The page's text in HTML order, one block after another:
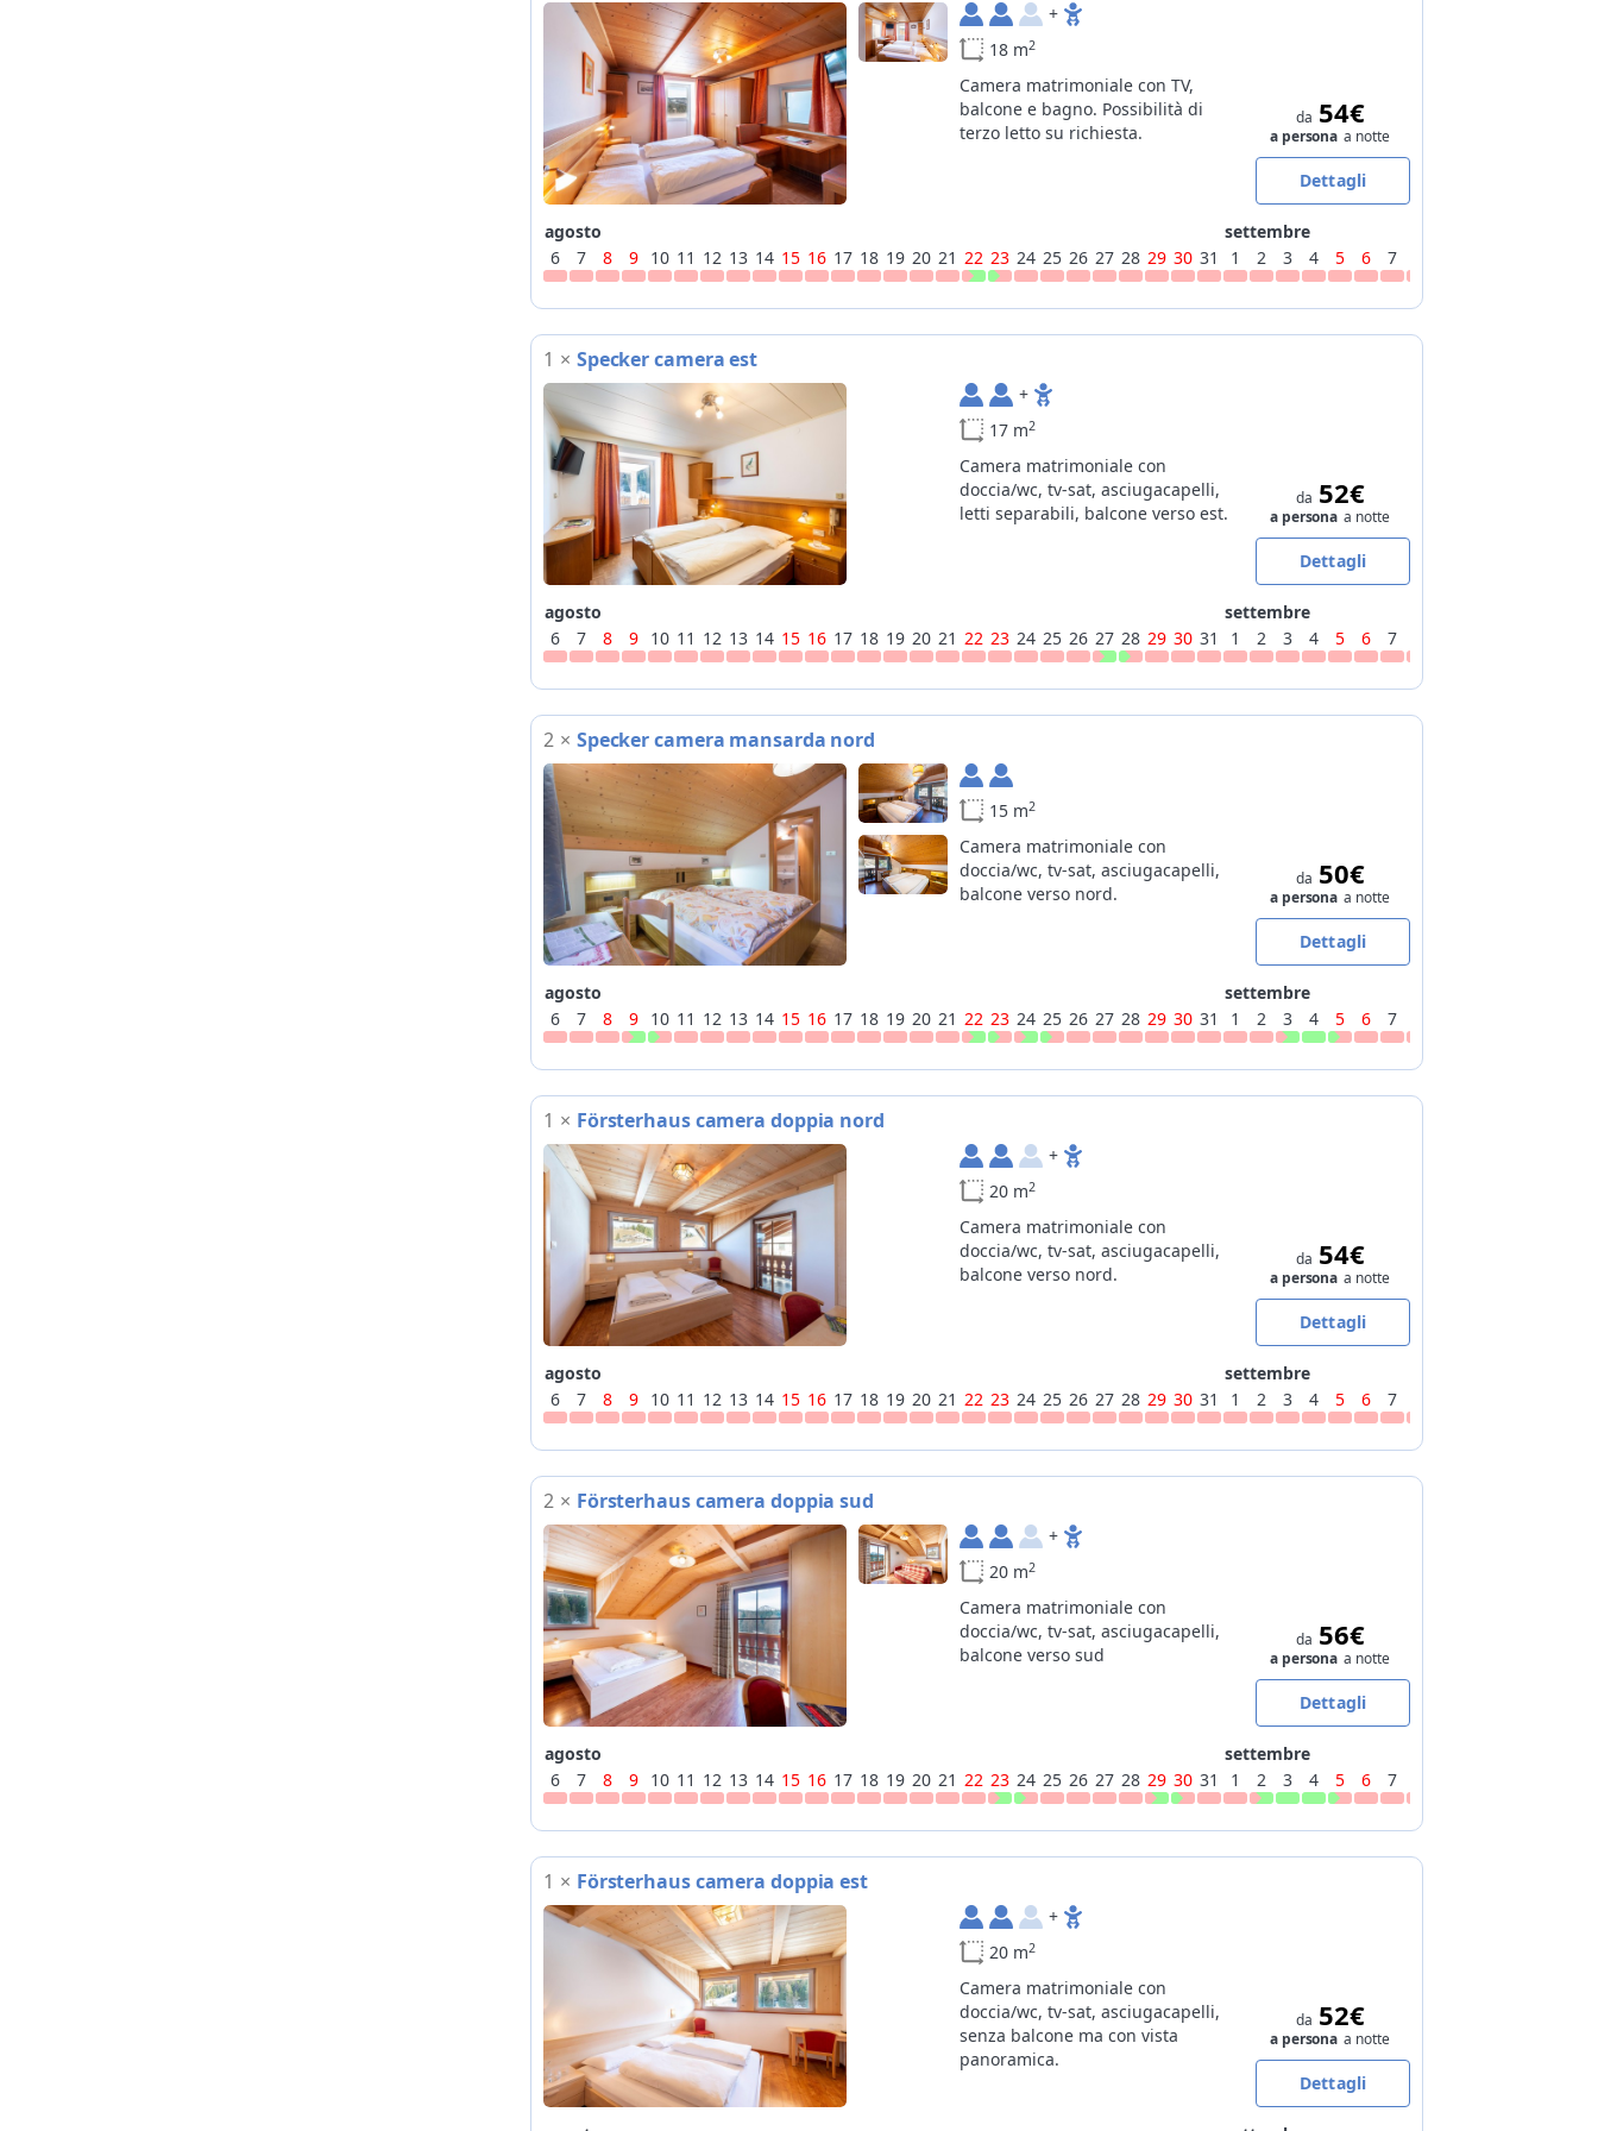
+
18 m2
Camera matrimoniale con TV,
balcone e bagno. Possibilità di
terzo letto su richiesta.
da 54€
a persona a notte
Dettagli
agosto
6
7 8 9 10 11 12 13 14 15 16 17 18 19 20 21 22 23 24 25 26 27 28 29 30 31
settembre
1
2 3 4 5 6 7
1 × Specker camera est
+
17 m2
Camera matrimoniale con
doccia/wc, tv-sat, asciugacapelli,
letti separabili, balcone verso est.
da 52€
a persona a notte
Dettagli
agosto
6
7 8 9 10 11 12 13 14 15 16 17 18 19 20 21 22 23 24 25 26 27 28 29 30 31
settembre
1
2 3 4 5 6 7
2 × Specker camera mansarda nord
15 m2
Camera matrimoniale con
doccia/wc, tv-sat, asciugacapelli,
balcone verso nord.
da 50€
a persona a notte
Dettagli
agosto
6
7 8 9 10 11 12 13 14 15 16 17 18 19 20 21 22 23 24 25 26 27 28 29 30 31
settembre
1
2 3 4 5 6 7
1 × Försterhaus camera doppia nord
+
20 m2
Camera matrimoniale con
doccia/wc, tv-sat, asciugacapelli,
balcone verso nord.
da 54€
a persona a notte
Dettagli
agosto
6
7 8 9 10 11 12 13 14 15 16 17 18 19 20 21 22 23 24 25 26 27 28 29 30 31
settembre
1
2 3 4 5 6 7
2 × Försterhaus camera doppia sud
+
20 m2
Camera matrimoniale con
doccia/wc, tv-sat, asciugacapelli,
balcone verso sud
da 56€
a persona a notte
Dettagli
agosto
6
7 8 9 10 11 12 13 14 15 16 17 18 19 20 21 22 23 24 25 26 27 28 29 30 31
settembre
1
2 3 4 5 6 7
1 × Försterhaus camera doppia est
+
20 m2
Camera matrimoniale con
doccia/wc, tv-sat, asciugacapelli,
senza balcone ma con vista
panoramica.
da 52€
a persona a notte
Dettagli